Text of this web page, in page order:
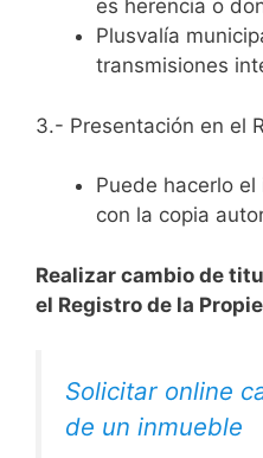
es herencia o
Plusvalía
transmisiones
3.- Presentación en el
Puede hacerlo
con la copia
Realizar cambio de
el Registro de la
Solicitar online
de un inmueble